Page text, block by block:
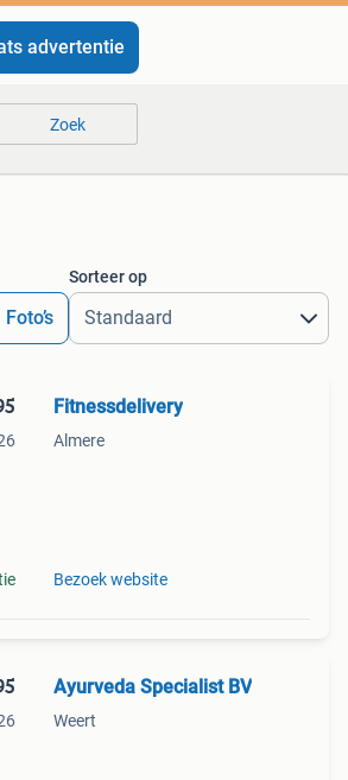
advertentie
Zoek
Foto’s
Sorteer op
Fitnessdelivery
Almere
Bezoek website
Ayurveda Specialist BV
Weert